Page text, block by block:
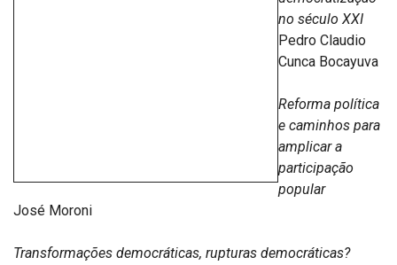
no século XXI
Pedro Claudio
Cunca Bocayuva
Reforma política
e caminhos para
amplicar a
participação
popular
José Moroni
Transformações democráticas, rupturas democráticas?